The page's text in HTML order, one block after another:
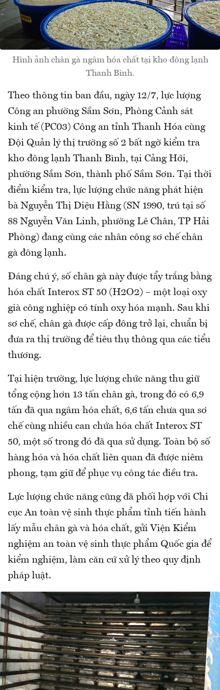
Hình ảnh chân gà ngâm hóa chất tại kho đông lạnh
Thanh Bình.
Theo thông tin ban đầu, ngày 12/7, lực lượng
Công an phường Sầm Sơn, Phòng Cảnh sát
kinh tế (PC03) Công an tỉnh Thanh Hóa cùng
Đội Quản lý thị trường số 2 bất ngờ kiểm tra
kho đông lạnh Thanh Bình, tại Cảng Hới,
phường Sầm Sơn, thành phố Sầm Sơn. Tại thời
điểm kiểm tra, lực lượng chức năng phát hiện
bà Nguyễn Thị Diệu Hằng (SN 1990, trú tại số
88 Nguyễn Văn Linh, phường Lê Chân, TP Hải
Phòng) đang cùng các nhân công sơ chế chân
gà đông lạnh.
Đáng chú ý, số chân gà này được tẩy trắng bằng
hóa chất Interox ST 50 (H2O2) – một loại oxy
già công nghiệp có tính oxy hóa mạnh. Sau khi
sơ chế, chân gà được cấp đông trở lại, chuẩn bị
đưa ra thị trường để tiêu thụ thông qua các tiểu
thương.
Tại hiện trường, lực lượng chức năng thu giữ
tổng cộng hơn 13 tấn chân gà, trong đó có 6,9
tấn đã qua ngâm hóa chất, 6,6 tấn chưa qua sơ
chế cùng nhiều can chứa hóa chất Interox ST
50, một số trong đó đã qua sử dụng. Toàn bộ số
hàng hóa và hóa chất liên quan đã được niêm
phong, tạm giữ để phục vụ công tác điều tra.
Lực lượng chức năng cũng đã phối hợp với Chi
cục An toàn vệ sinh thực phẩm tỉnh tiến hành
lấy mẫu chân gà và hóa chất, gửi Viện Kiểm
nghiệm an toàn vệ sinh thực phẩm Quốc gia để
kiểm nghiệm, làm căn cứ xử lý theo quy định
pháp luật.